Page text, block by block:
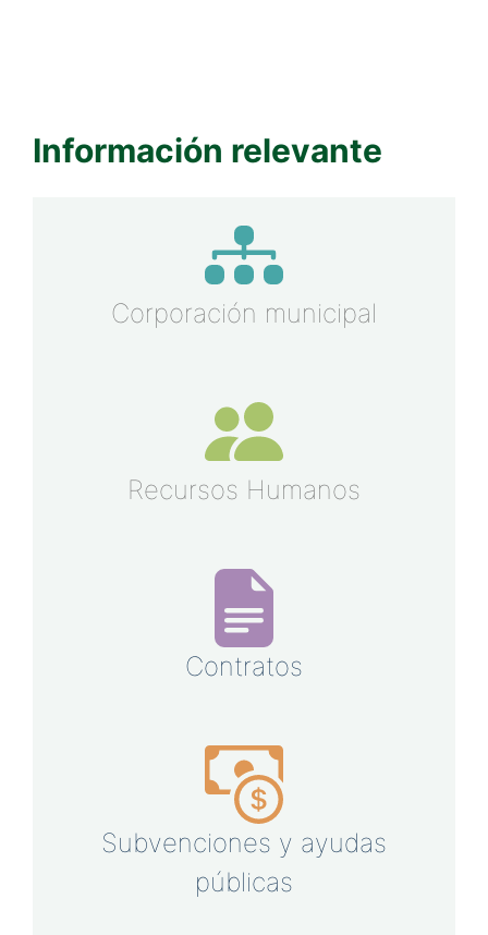
Información relevante
Corporación municipal
Recursos Humanos
Contratos
Subvenciones y ayudas
públicas